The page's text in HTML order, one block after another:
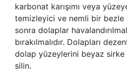
karbonat karışımı veya
temizleyici ve nemli bir bezle
sonra dolaplar
bırakılmalıdır. Dolapları
dolap yüzeylerini beyaz sirke
silin.